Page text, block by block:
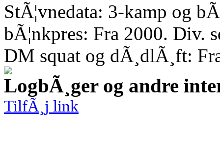
StÃ¦vnedata: 3-kamp og
bÃ¦nkpres: Fra 2000. Div.
DM squat og dÃ¸dlÃ¸ft:
LogbÃ¸ger og andre
TilfÃ¸j link